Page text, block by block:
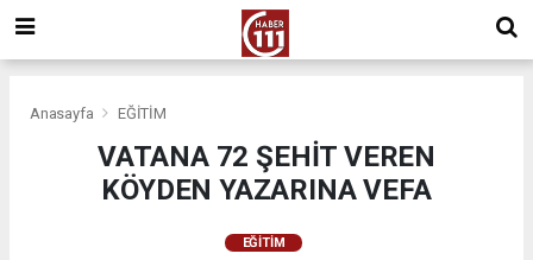
Anasayfa EĞİTİM
VATANA 72 ŞEHİT VEREN
KÖYDEN YAZARINA VEFA
EĞİTİM